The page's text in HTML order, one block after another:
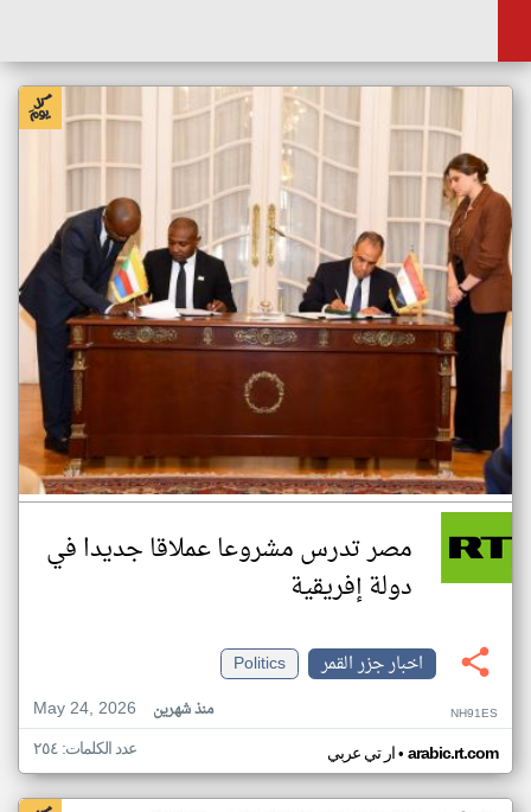
مصر تدرس مشروعا عملاقا جديدا في
دولة إفريقية
اخبار جزر القمر
Politics
May 24, 2026
منذ شهرين NH91ES
ار تي عربي• arabic.rt.com عدد الكلمات: ٢٥٤